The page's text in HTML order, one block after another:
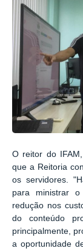
O reitor do
que a Reitoria
os servidores.
para ministrar
redução nos
do conteúdo
principalmente,
a oportunidade